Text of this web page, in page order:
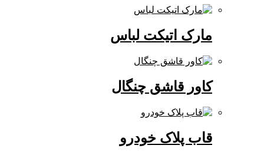
مارک اتیکت لباس
کاور قاشق چنگال
قاب پلاک خودرو